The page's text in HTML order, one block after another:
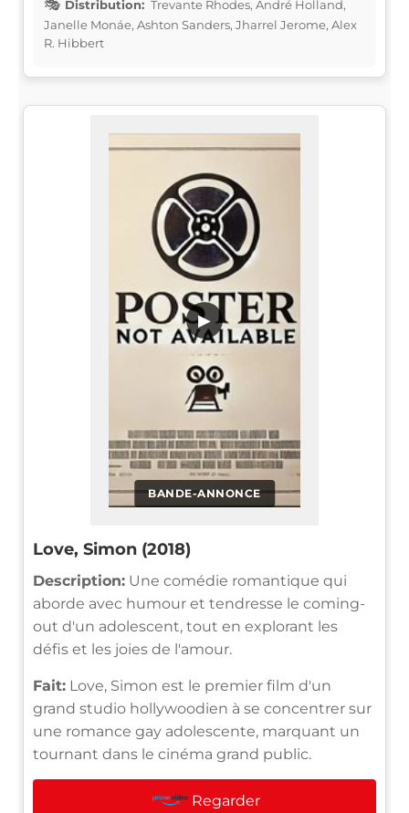
Distribution: Trevante Rhodes, André Holland,
Janelle Monáe, Ashton Sanders, Jharrel Jerome, Alex
R. Hibbert
BANDE-ANNONCE
▶
Love, Simon (2018)
Description: Une comédie romantique qui
aborde avec humour et tendresse le coming-
out d'un adolescent, tout en explorant les
défis et les joies de l'amour.
Fait: Love, Simon est le premier film d'un
grand studio hollywoodien à se concentrer sur
une romance gay adolescente, marquant un
tournant dans le cinéma grand public.
Regarder